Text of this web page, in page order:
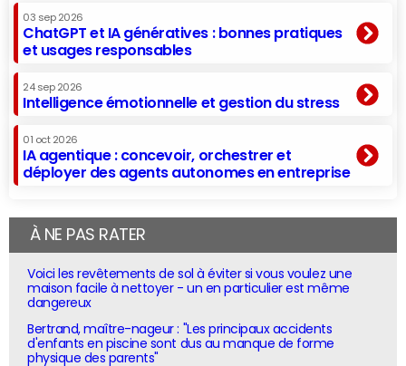
03 sep 2026
ChatGPT et IA génératives : bonnes pratiques
et usages responsables
24 sep 2026
Intelligence émotionnelle et gestion du stress
01 oct 2026
IA agentique : concevoir, orchestrer et
déployer des agents autonomes en entreprise
À NE PAS RATER
Voici les revêtements de sol à éviter si vous voulez une
maison facile à nettoyer - un en particulier est même
dangereux
Bertrand, maître-nageur : "Les principaux accidents
d'enfants en piscine sont dus au manque de forme
physique des parents"